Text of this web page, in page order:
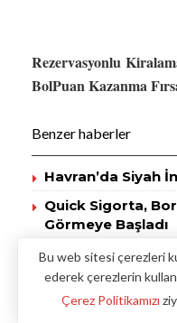
Rezervasyonlu
BolPuan Kazanma
Benzer haberler
Havran’da Siyah
Quick Sigorta,
Görmeye Başladı
Ege İhracatçıları
Devam Ediyor
Bu web sitesi çerezleri
ederek çerezlerin
Çerez Politikamızı